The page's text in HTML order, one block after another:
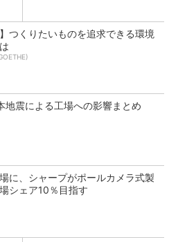
】つくりたいものを追求できる環境
地震による工場への影響まとめ
に、シャープがポールカメラ式製
シェア10％目指す